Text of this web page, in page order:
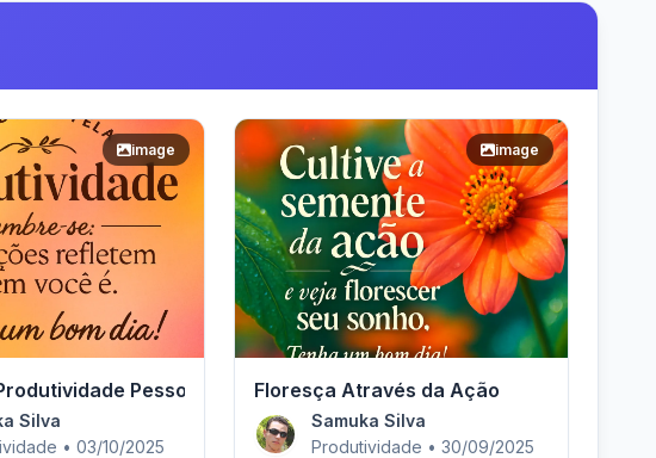
image
Pessoal
Silva
• 03/10/2025
image
Floresça Através da Ação
Samuka Silva
Produtividade • 30/09/2025